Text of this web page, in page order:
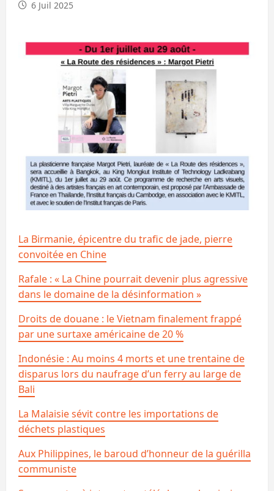
6 Juil 2025
La Birmanie, épicentre du trafic de jade, pierre
convoitée en Chine
Rafale : « La Chine pourrait devenir plus agressive
dans le domaine de la désinformation »
Droits de douane : le Vietnam finalement frappé
par une surtaxe américaine de 20 %
Indonésie : Au moins 4 morts et une trentaine de
disparus lors du naufrage d’un ferry au large de
Bali
La Malaisie sévit contre les importations de
déchets plastiques
Aux Philippines, le baroud d’honneur de la guérilla
communiste